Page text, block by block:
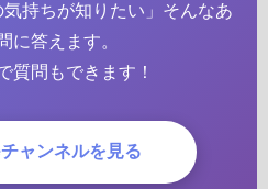
気持ちが知りたい」そんなあ
に答えます。
質問もできます！
ャンネルを見る